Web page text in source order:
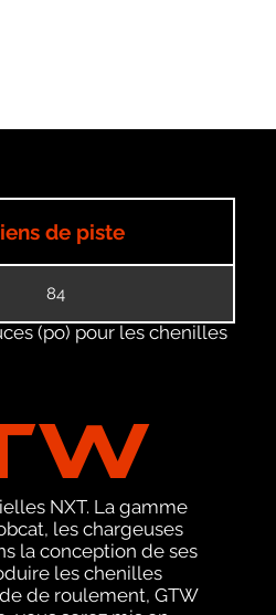
de piste
84
(po) pour les chenilles
NXT. La gamme
les chargeuses
la conception de ses
les chenilles
de roulement, GTW